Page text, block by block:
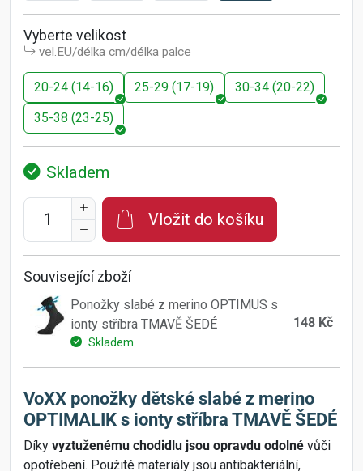
Vyberte velikost
vel.EU/délka cm/délka palce
20-24 (14-16) 25-29 (17-19)
30-34 (20-22)
35-38 (23-25)
Skladem
Vložit do košíku
Související zboží
Ponožky slabé z merino OPTIMUS s
ionty stříbra TMAVĚ ŠEDÉ
Skladem
148 Kč
VoXX ponožky dětské slabé z merino
OPTIMALIK s ionty stříbra TMAVĚ ŠEDÉ
Díky vyztuženému chodidlu jsou opravdu odolné vůči
opotřebení. Použité materiály jsou antibakteriální,